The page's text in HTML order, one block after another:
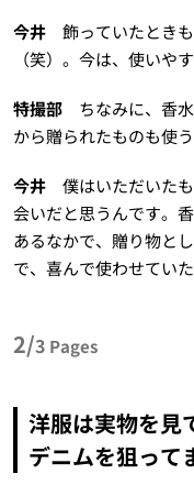
今井飾っていたときも
（笑）。今は、使いや
特撮部ちなみに、香水
から贈られたものも使
今井僕はいただいたも
会いだと思うんです。
あるなかで、贈り物と
で、喜んで使わせてい
2/3 Pages
洋服は実物を見
デニムを狙って